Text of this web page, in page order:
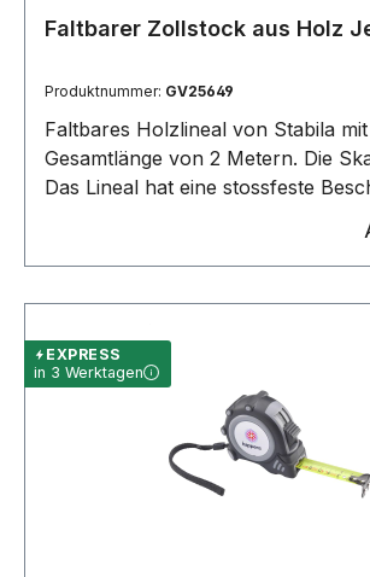
Faltbarer Zollstock aus Holz
Produktnummer: GV25649
Faltbares Holzlineal von Stabila
Gesamtlänge von 2 Metern. Die
Das Lineal hat eine stossfeste
extra starke, rostfreie
integriertem Winkelschema. PEFC-
Genauigkeitsklasse 3.
EXPRESS
in 3 Werktagen